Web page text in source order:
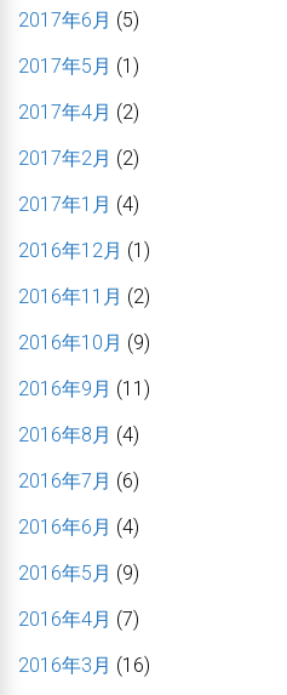
2017年6月 (5)
2017年5月 (1)
2017年4月 (2)
2017年2月 (2)
2017年1月 (4)
2016年12月 (1)
2016年11月 (2)
2016年10月 (9)
2016年9月 (11)
2016年8月 (4)
2016年7月 (6)
2016年6月 (4)
2016年5月 (9)
2016年4月 (7)
2016年3月 (16)